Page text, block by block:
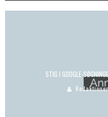
STIG I GOOGLE-